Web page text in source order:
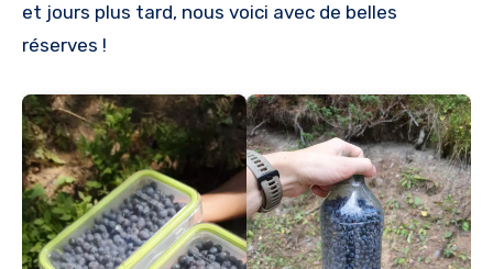
et jours plus tard, nous voici avec de belles
réserves !